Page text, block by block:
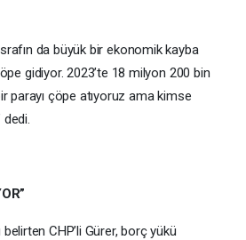
da büyük bir ekonomik kayba
gidiyor. 2023’te 18 milyon 200 bin
parayı çöpe atıyoruz ama kimse
CHP’li Gürer, borç yükü